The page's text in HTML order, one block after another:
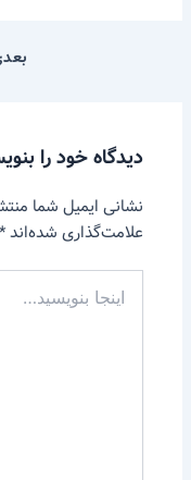
دیدگاه‌ خود را
نشانی ایمیل شما
علامت‌گذاری شده‌اند*
بنویسید…